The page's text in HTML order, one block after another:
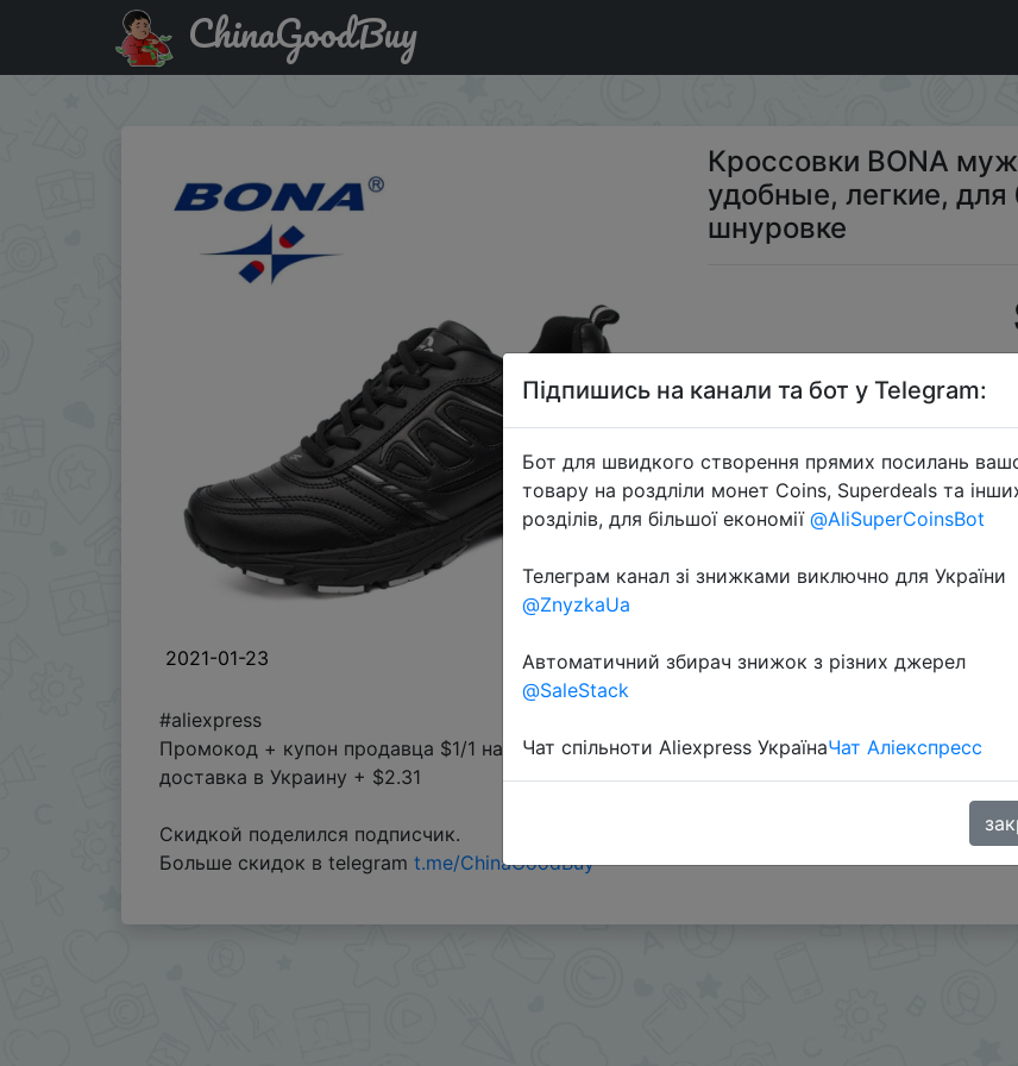
Паридбати з промокодом INHKQL6DAQPV Кроссовки BONA мужские легкие, стильные удобные, легкие,
ChinaGoodBuy
2021-01-23
Кроссовки BONA
удобные, легкие, для
шнуровке
#aliexpress
Промокод + купон продавца $1/1 настранице товара.
доставка в Украину + $2.31
Скидкой поделился подписчик.
Больше скидок в telegram t.me/ChinaGoodBuy
Підпишись на канали та бот у Telegram:
Бот для швидкого створення прямих посилань
товару на роздліли монет Coins, Superdeals та
розділів, для більшої економії @AliSuperCoinsBot
Телеграм канал зі знижками виключно для України
@ZnyzkaUa
Автоматичний збирач знижок з різних джерел
@SaleStack
Чат спільноти Aliexpress УкраїнаЧат Аліекспресс